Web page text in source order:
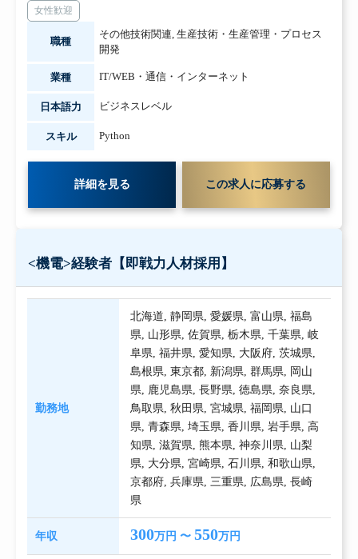
女性歓迎
職種
その他技術関連, 生産技術・生産管理・プロセス
開発
業種 IT/WEB・通信・インターネット
日本語力 ビジネスレベル
スキル Python
詳細を見る この求人に応募する
<機電>経験者【即戦力人材採用】
勤務地
北海道,静岡県,愛媛県,富山県,福島
県, 山形県,佐賀県,栃木県,千葉県,岐
阜県,福井県,愛知県, 大阪府,茨城県,
島根県,東京都, 新潟県,群馬県, 岡山
県, 鹿児島県,長野県,徳島県,奈良県,
鳥取県,秋田県,宮城県,福岡県, 山口
県,青森県,埼玉県,香川県,岩手県,高
知県,滋賀県,熊本県,神奈川県, 山梨
県, 大分県,宮崎県,石川県,和歌山県,
京都府,兵庫県,三重県, 広島県,長崎
県
年収 300万円 〜550万円